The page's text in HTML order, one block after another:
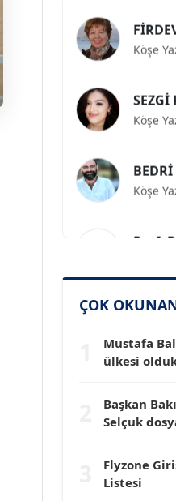
Köşe
Köşe
Köşe
Köşe
Köşe
Dr.
Prof.
ÇOK
Mustafa
ülkesi
Başkan
Selçuk
Flyzone
Listesi